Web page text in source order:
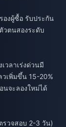
องผู้ซื้อ รับประกัน
วตนสองระดับ
วลาเร่งด่วนมี
วเพิ่มขึ้น 15-20%
นจะลองใหม่ได้
รวจสอบ 2-3 วัน)